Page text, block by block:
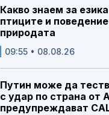
Какво знаем за
птиците и
природата
09:55 • 08.08.26
Путин може да
с удар по страна от
предупреждават